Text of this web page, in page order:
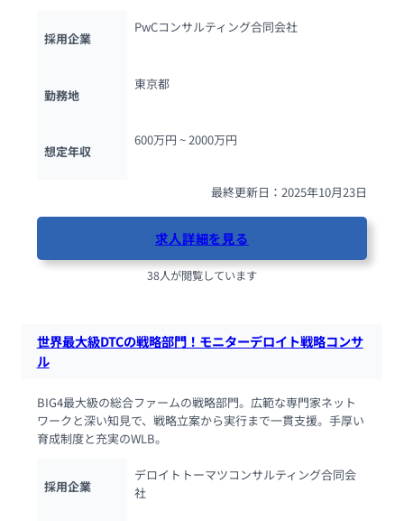
採用企業
PwCコンサルティング合同会社
勤務地
東京都
想定年収
600万円 ~ 2000万円
最終更新日：2025年10月23日
求人詳細を見る
38人が閲覧しています
世界最大級DTCの戦略部門！モニターデロイト戦略コンサ
ル
BIG4最大級の総合ファームの戦略部門。広範な専門家ネット
ワークと深い知見で、戦略立案から実行まで一貫支援。手厚い
育成制度と充実のWLB。
採用企業
デロイトトーマツコンサルティング合同会
社